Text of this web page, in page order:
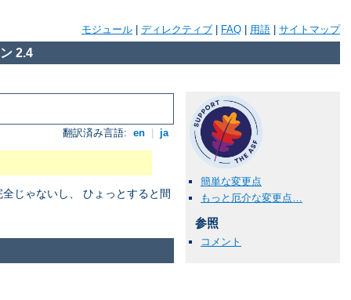
モジュール ディレクティブ FAQ 用語 サイトマップ
2.4
翻訳済み言語: en ja
じゃないし、 ひょっとすると間
簡単な変更点
もっと厄介な変更点…
参照
コメント